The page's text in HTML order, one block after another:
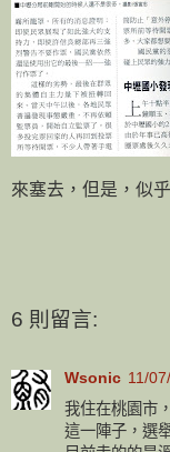
來塞去，但是，似
6 則留言:
Wsonic 11/
我住在桃園市
這一陣子，選